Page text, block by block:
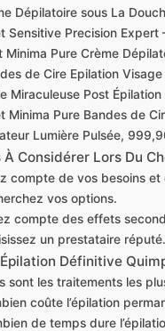
Dépilatoire sous La
Sensitive Precision Expert
Minima Pure Crème
de Cire Epilation
Miraculeuse Post
Minima Pure Bandes de
Lumière Pulsée,
À Considérer Lors Du
compte de vos besoins
vos options.
compte des effets
un prestataire réputé.
Épilation Définitive
sont les traitements les
coûte l’épilation
de temps dure